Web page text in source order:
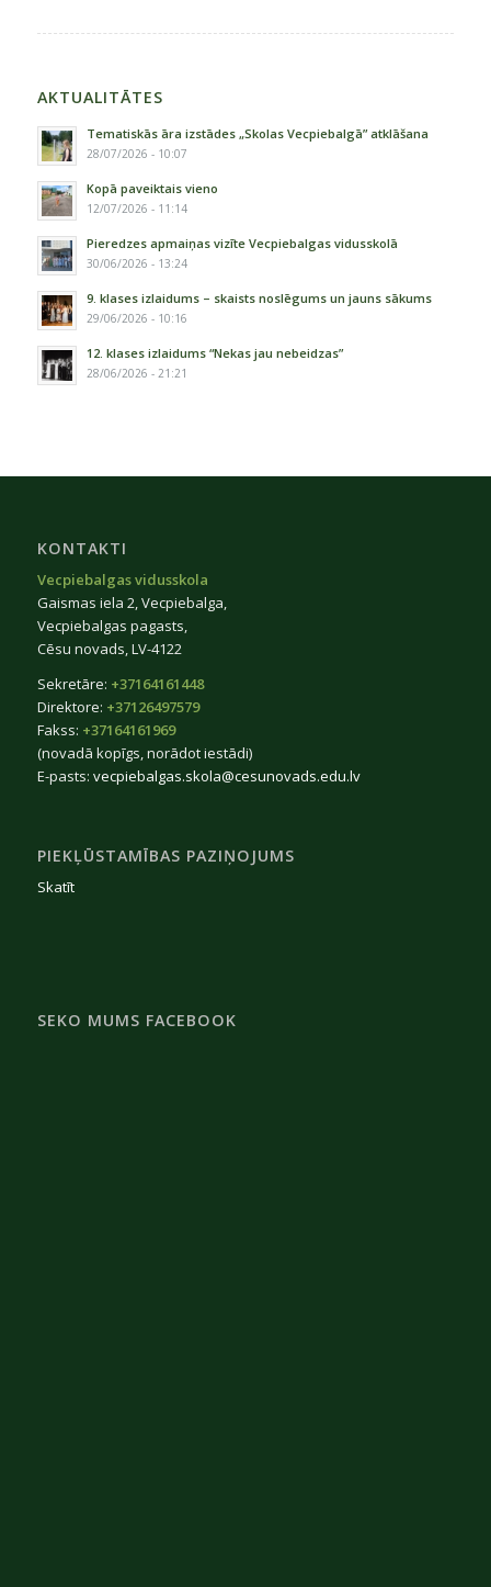
AKTUALITĀTES
Tematiskās āra izstādes „Skolas Vecpiebalgā” atklāšana
28/07/2026 - 10:07
Kopā paveiktais vieno
12/07/2026 - 11:14
Pieredzes apmaiņas vizīte Vecpiebalgas vidusskolā
30/06/2026 - 13:24
9. klases izlaidums – skaists noslēgums un jauns sākums
29/06/2026 - 10:16
12. klases izlaidums “Nekas jau nebeidzas”
28/06/2026 - 21:21
KONTAKTI
Vecpiebalgas vidusskola
Gaismas iela 2, Vecpiebalga,
Vecpiebalgas pagasts,
Cēsu novads, LV-4122
Sekretāre: +37164161448
Direktore: +37126497579
Fakss: +37164161969
(novadā kopīgs, norādot iestādi)
E-pasts: vecpiebalgas.skola@cesunovads.edu.lv
PIEKĻŪSTAMĪBAS PAZIŅOJUMS
Skatīt
SEKO MUMS FACEBOOK